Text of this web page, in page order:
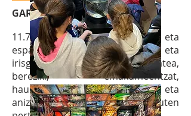
GARATUTAKO HELMUGA:
11.7 Ikastolako berdegune eta
espazio publikoak, inklusiboak eta
irisgarriak izateko aukera ematea,
bereziki, emakumeentzat,
haurrentzat, adinekoentzat eta
aniztasunen bat duten